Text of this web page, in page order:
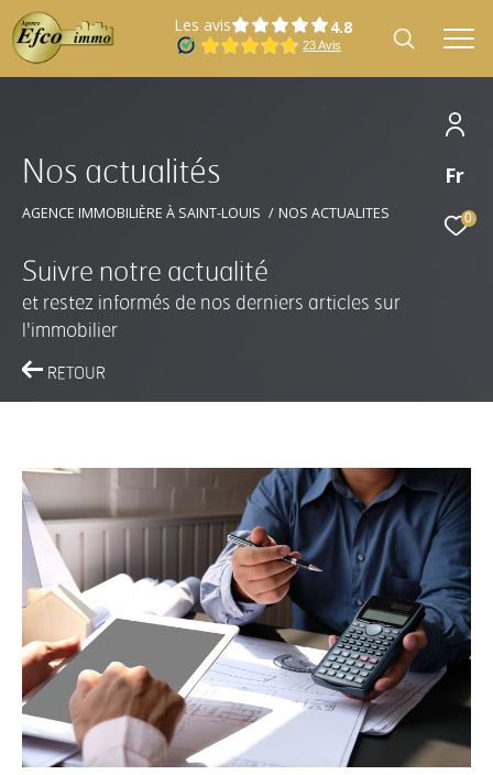
Fr
0
Les avis
Nos actua ités
AGENCE IMMOBILIÈRE À SAINT-LOUIS NOS ACTUALITES
Suivre notre actualité
et restez informés de nos derniers articles sur
l'immobilier
RETOUR
Effectuer une recherche
et trouver le bien qui correspond à vos
Type
d'offre
Vente
Type
de
Type de bien
Localisation
Référence